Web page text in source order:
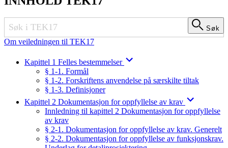
Søk
Om veiledningen til TEK17
Kapittel 1 Felles bestemmelser
§ 1-1. Formål
§ 1-2. Forskriftens anvendelse på særskilte tiltak
§ 1-3. Definisjoner
Kapittel 2 Dokumentasjon for oppfyllelse av krav
Innledning til kapittel 2 Dokumentasjon for oppfyllelse
av krav
§ 2-1. Dokumentasjon for oppfyllelse av krav. Generelt
§ 2-2. Dokumentasjon for oppfyllelse av funksjonskrav.